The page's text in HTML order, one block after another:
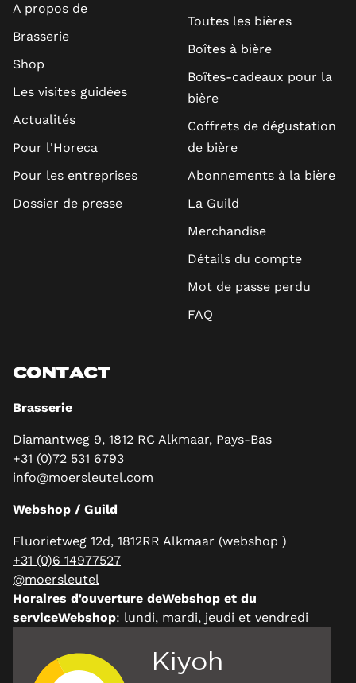
A propos de
Brasserie
Shop
Les visites guidées
Actualités
Pour l'Horeca
Pour les entreprises
Dossier de presse
Toutes les bières
Boîtes à bière
Boîtes-cadeaux pour la
bière
Coffrets de dégustation
de bière
Abonnements à la bière
La Guild
Merchandise
Détails du compte
Mot de passe perdu
FAQ
CONTACT
Brasserie
Diamantweg 9, 1812 RC Alkmaar, Pays-Bas
+31 (0)72 531 6793
info@moersleutel.com
Webshop / Guild
Fluorietweg 12d, 1812RR Alkmaar (webshop )
+31 (0)6 14977527
@moersleutel
Horaires d'ouverture deWebshop et du
serviceWebshop: lundi, mardi, jeudi et vendredi